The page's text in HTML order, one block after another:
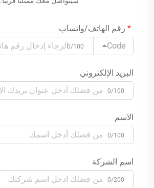
رقم الهاتف/واتساب
Code
0/100
البريد الإلكتروني
0/100
الاسم
0/100
اسم الشركة
0/200